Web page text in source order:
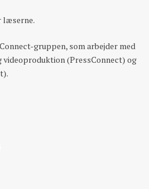
læserne.
gruppen, som arbejder med
videoproduktion (PressConnect) og